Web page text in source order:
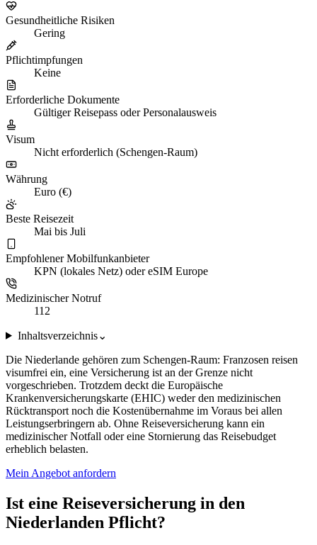
Gesundheitliche Risiken
Gering
Pflichtimpfungen
Keine
Erforderliche Dokumente
Gültiger Reisepass oder Personalausweis
Visum
Nicht erforderlich (Schengen-Raum)
Währung
Euro (€)
Beste Reisezeit
Mai bis Juli
Empfohlener Mobilfunkanbieter
KPN (lokales Netz) oder eSIM Europe
Medizinischer Notruf
112
Inhaltsverzeichnis⌄
Die Niederlande gehören zum Schengen-Raum: Franzosen reisen
visumfrei ein, eine Versicherung ist an der Grenze nicht
vorgeschrieben. Trotzdem deckt die Europäische
Krankenversicherungskarte (EHIC) weder den medizinischen
Rücktransport noch die Kostenübernahme im Voraus bei allen
Leistungserbringern ab. Ohne Reiseversicherung kann ein
medizinischer Notfall oder eine Stornierung das Reisebudget
erheblich belasten.
Mein Angebot anfordern
Ist eine Reiseversicherung in den
Niederlanden Pflicht?